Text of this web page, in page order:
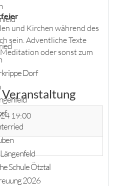
Dorf
Schule Ötztal
2026
und Kirchen während des
sein. Adventliche Texte
oder sonst zum
19:00